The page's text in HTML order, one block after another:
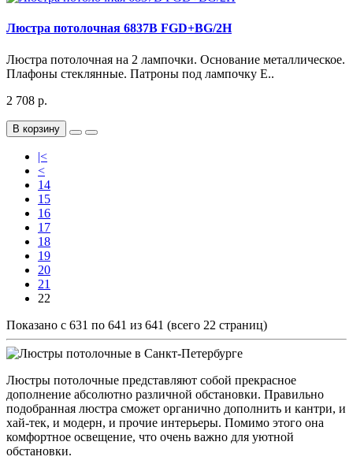
Люстра потолочная 6837B FGD+BG/2H
Люстра потолочная на 2 лампочки. Основание металлическое.
Плафоны стеклянные. Патроны под лампочку Е..
2 708 р.
В корзину
|<
<
14
15
16
17
18
19
20
21
22
Показано с 631 по 641 из 641 (всего 22 страниц)
Люстры потолочные представляют собой прекрасное
дополнение абсолютно различной обстановки. Правильно
подобранная люстра сможет органично дополнить и кантри, и
хай-тек, и модерн, и прочие интерьеры. Помимо этого она
комфортное освещение, что очень важно для уютной
обстановки.